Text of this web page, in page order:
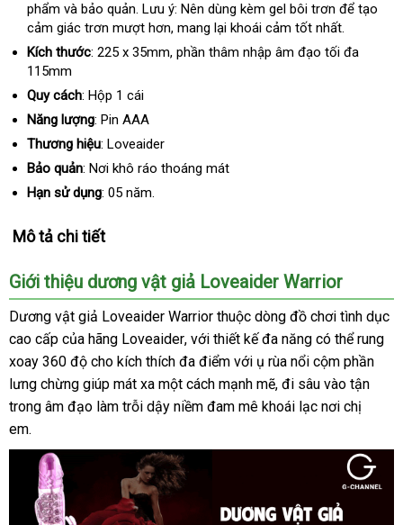
hàng
phẩm và bảo quảnđã
qua
sử
. Lưu ý: Nên dùng kèm gel bôi trơn nhận
hàng
để tạo
cảm giác trơn mượt hơnkhuyến
mãi
, mang lại khoái cảm tốt nhất.
Kích thước: 225 x 35mmqua
, phần thâm nhập âm đạo tối đa
115mm
Quy cách: Hộp 1 cái
Năng lượng: Pin AAA
Thương hiệu: Loveaider
Bảo quản: Nơi khô ráo thoáng mát
Hạn sử dụng: 05 năm.
Mô tả chi tiết
Giới thiệu dương vật giả Loveaider Warrior
Dương vật giả Loveaider Warrior thuộc dòng đồ chơi tình dục
cao cấp phụ
kiện
của hãng Loveaidergiá
bán
, hàng
Hiệu
với thiết kế đa năng khách
hàng
có thể rung
xoay 360 độ cho kích thích đa điểm tận
nơi
với ụ rùa nổi cộm phần
lưng chừng giúp mát xa một cách mạnh mẽmới
nhất
, đi sâu vào tận
trong âm đạo làm trỗi dậy niềm đam mê khoái lạc nơi chị
em.